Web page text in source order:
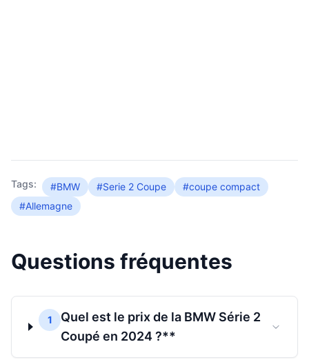
Tags: #BMW #Serie 2 Coupe
#coupe compact
#Allemagne
Questions fréquentes
1
Quel est le prix de la BMW Série 2
Coupé en 2024 ?**